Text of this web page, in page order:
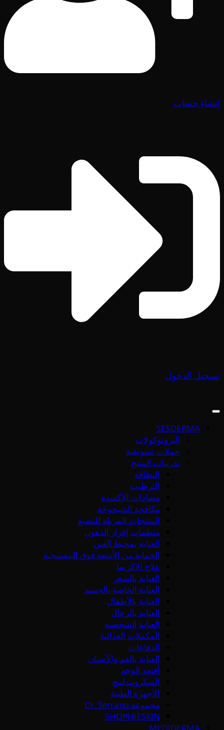
إنشاء حساب
تسجيل الدخول
SESDERMA
البروتوكولات
حملات تسويقية
تدريبات المنتج
النظافة
الترطيب
مضادات الأكسدة
مكافحة الشيخوخة
المنتجات المزيلة للتصبغ
منظمات إفراز الدهون
العناية بمحيط العين
الحماية من الأشعة فوق البنفسجية
علاج الإكزيما
العناية بالشعر
العناية الخاصة بالجسم
العناية بالأطفال
العناية بالرجال
العناية الشخصية
المكملات الغذائية
الدفاعات
العناية بالفم والأسنان
أقنعة الوجه
الميكرونيدلينج
الأجهزة الطبية
مجموعة Dr. Serrano
SHOPHIESKIN